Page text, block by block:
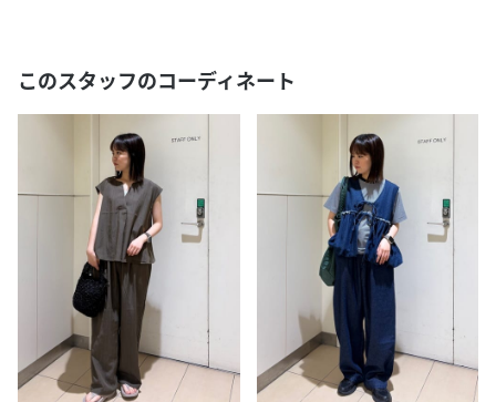
このスタッフのコーディネート